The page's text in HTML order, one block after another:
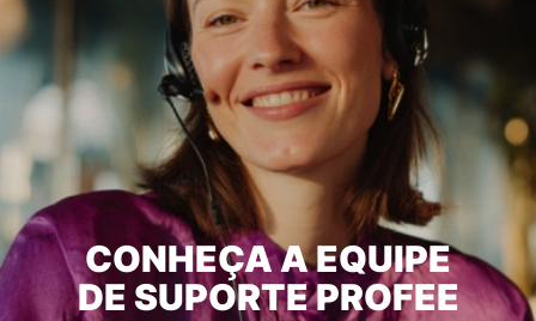
CONHEÇA A EQUIPE
DE SUPORTE PROFEE